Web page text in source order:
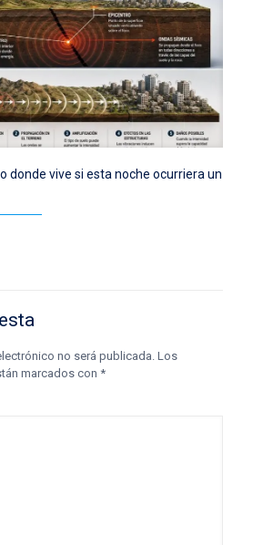
donde vive si esta noche ocurriera un
no será publicada. Los
marcados con *